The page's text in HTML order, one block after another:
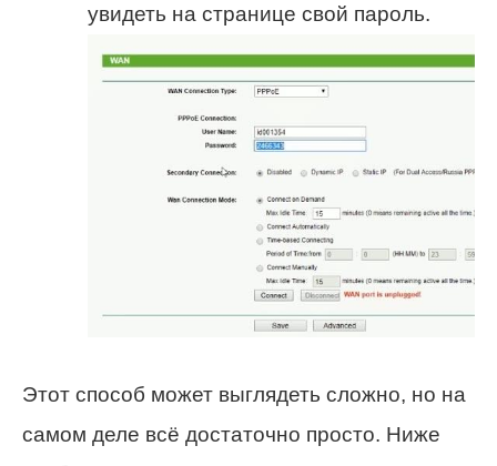
увидеть на странице свой пароль.
Этот способ может выглядеть сложно, но на
самом деле всё достаточно просто. Ниже